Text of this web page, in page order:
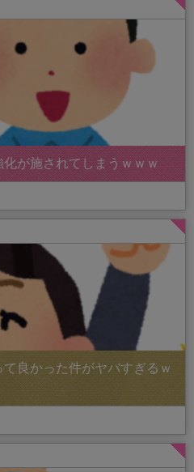
が施されてしまうｗｗｗ
良かった件がヤバすぎるｗ